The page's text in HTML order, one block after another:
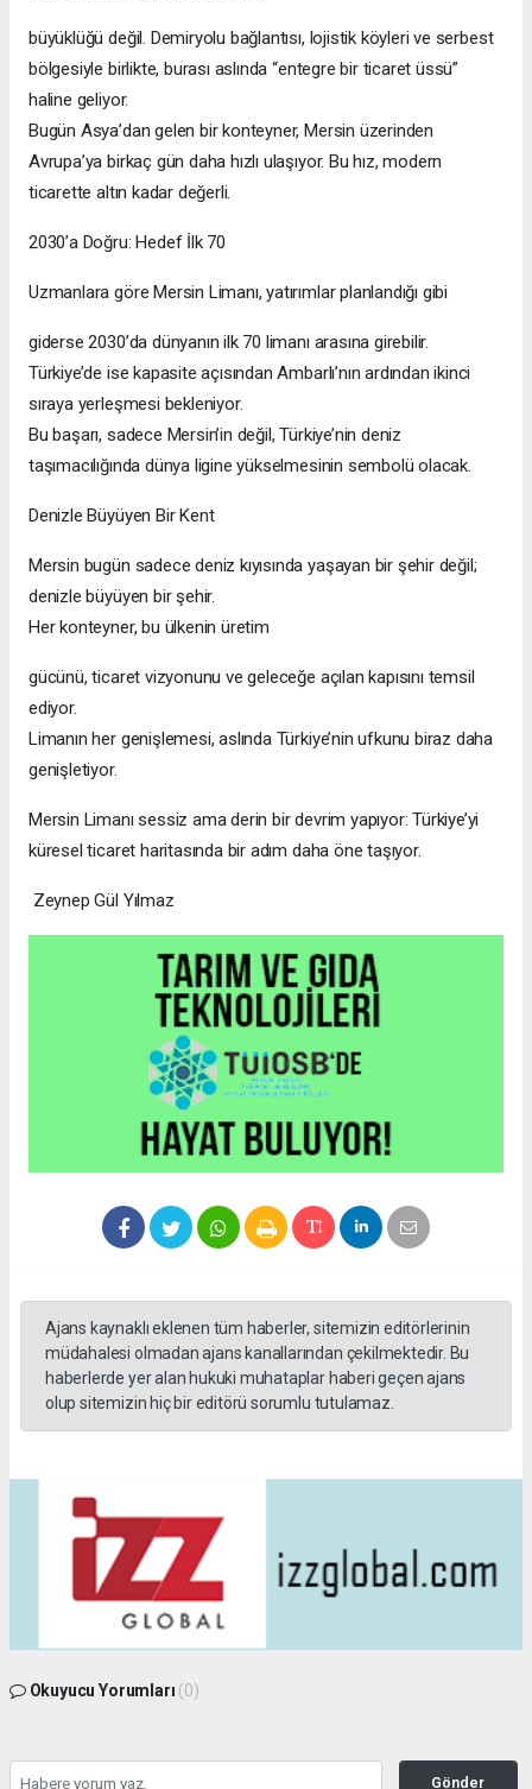
büyüklüğü değil. Demiryolu bağlantısı, lojistik köyleri ve serbest
bölgesiyle birlikte, burası aslında “entegre bir ticaret üssü”
haline geliyor.
Bugün Asya’dan gelen bir konteyner, Mersin üzerinden
Avrupa’ya birkaç gün daha hızlı ulaşıyor. Bu hız, modern
ticarette altın kadar değerli.
2030’a Doğru: Hedef İlk 70
Uzmanlara göre Mersin Limanı, yatırımlar planlandığı gibi
giderse 2030’da dünyanın ilk 70 limanı arasına girebilir.
Türkiye’de ise kapasite açısından Ambarlı’nın ardından ikinci
sıraya yerleşmesi bekleniyor.
Bu başarı, sadece Mersin’in değil, Türkiye’nin deniz
taşımacılığında dünya ligine yükselmesinin sembolü olacak.
Denizle Büyüyen Bir Kent
Mersin bugün sadece deniz kıyısında yaşayan bir şehir değil;
denizle büyüyen bir şehir.
Her konteyner, bu ülkenin üretim
gücünü, ticaret vizyonunu ve geleceğe açılan kapısını temsil
ediyor.
Limanın her genişlemesi, aslında Türkiye’nin ufkunu biraz daha
genişletiyor.
Mersin Limanı sessiz ama derin bir devrim yapıyor: Türkiye’yi
küresel ticaret haritasında bir adım daha öne taşıyor.
Zeynep Gül Yılmaz
Ajans kaynaklı eklenen tüm haberler, sitemizin editörlerinin
müdahalesi olmadan ajans kanallarından çekilmektedir. Bu
haberlerde yer alan hukuki muhataplar haberi geçen ajans
olup sitemizin hiç bir editörü sorumlu tutulamaz.
Okuyucu Yorumları (0)
Gönder